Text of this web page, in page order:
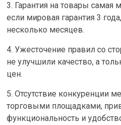
3. Гарантия на товары самая
если мировая гарантия 3
несколько месяцев.
4. Ужесточение правил со
не улучшили качество, а
цен.
5. Отсутствие конкуренции
торговыми площадками,
функциональность и